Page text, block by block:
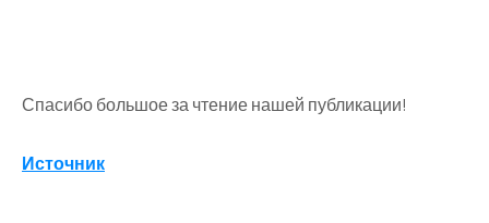
Спасибо большое за чтение нашей публикации!
Источник